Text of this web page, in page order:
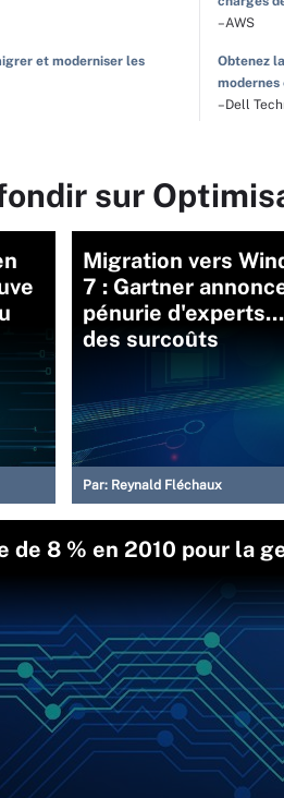
–AWS
et moderniser les
Obtenez
modernes
–Dell
sur
Migration vers
7 : Gartner
pénurie
des surcoûts
Par: Reynald Fléchaux
de 8 % en 2010 pour la